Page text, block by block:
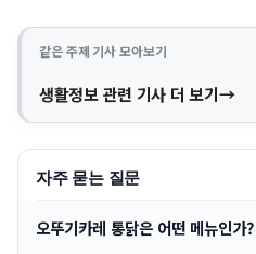
같은 주제 기사 모아보기
생활정보 관련 기사 더 보기
자주 묻는 질문
오뚜기카레 통닭은 어떤 메뉴인가?